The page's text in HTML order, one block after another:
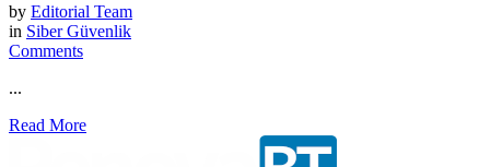
by Editorial Team
in Siber Güvenlik
Comments
...
Read More